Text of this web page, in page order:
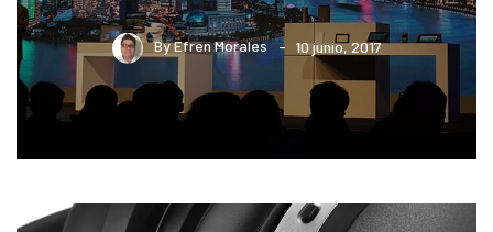
ByEfren Morales 10 junio, 2017